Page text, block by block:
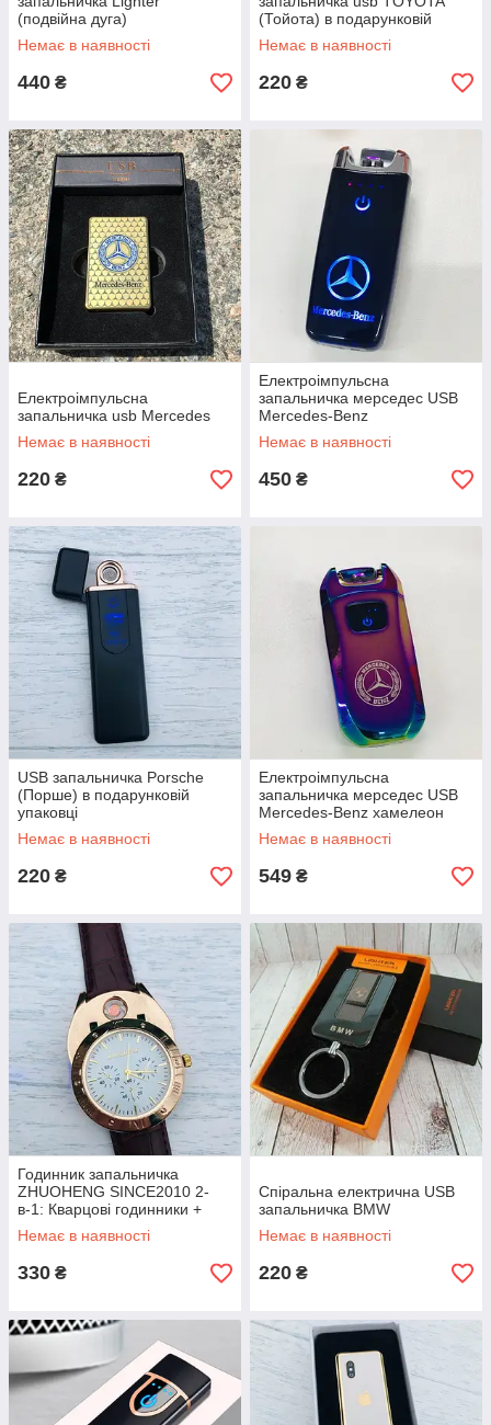
(подвійна дуга)
Немає в наявності
440 ₴
(Тойота) в подарунковій
упаковці
Немає в наявності
220 ₴
Електроімпульсна
запальничка usb Mercedes
Немає в наявності
220 ₴
Електроімпульсна
запальничка мерседес USB
Mercedes-Benz
Немає в наявності
450 ₴
USB запальничка Porsche
(Порше) в подарунковій
упаковці
Немає в наявності
220 ₴
Електроімпульсна
запальничка мерседес USB
Mercedes-Benz хамелеон
Немає в наявності
549 ₴
Годинник запальничка
ZHUOHENG SINCE2010 2-
в-1: Кварцові годинники +
спіральна запальничка
Немає в наявності
330 ₴
Спіральна електрична USB
запальничка BMW
Немає в наявності
220 ₴